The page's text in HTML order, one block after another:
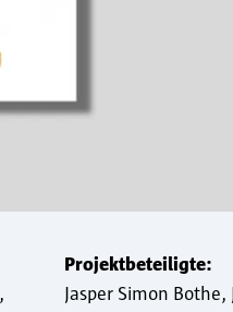
Projektbeteiligte:
Jasper Simon Bothe